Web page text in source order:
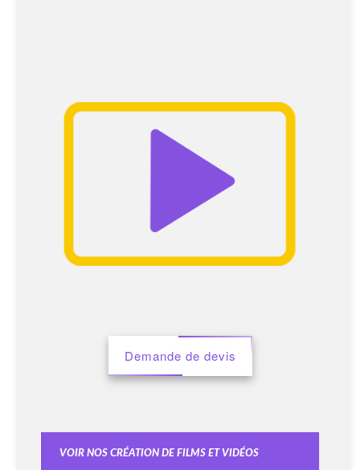
Demande de devis
Voir nos création de films et vidéos